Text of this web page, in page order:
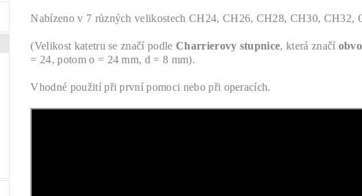
Nabízeno v 7 různých velikostech CH24, CH26, CH28, CH30, CH32,
(Velikost katetru se značí podle Charrierovy stupnice, která značí
= 24, potom o = 24 mm, d = 8 mm).
Vhodné použití při první pomoci nebo při operacích.